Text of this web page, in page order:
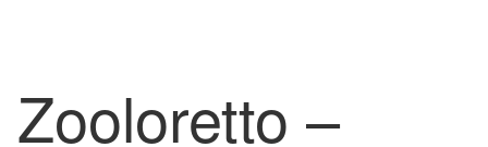
Zooloretto –